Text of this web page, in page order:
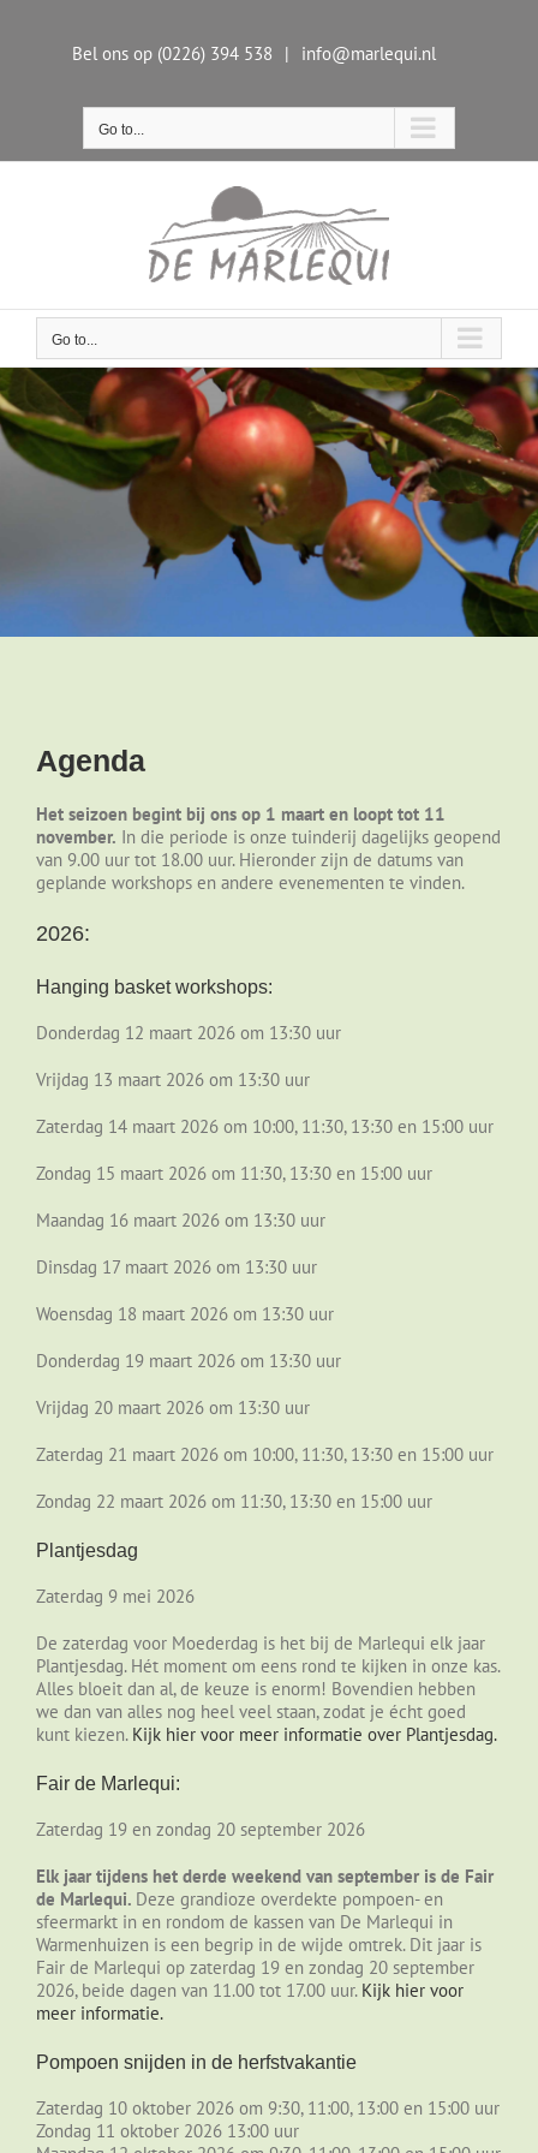
Bel ons op (0226) 394 538 | info@marlequi.nl
Go to...
Go to...
Agenda
Het seizoen begint bij ons op 1 maart en loopt tot 11
november. In die periode is onze tuinderij dagelijks geopend
van 9.00 uur tot 18.00 uur. Hieronder zijn de datums van
geplande workshops en andere evenementen te vinden.
2026:
Hanging basket workshops:
Donderdag 12 maart 2026 om 13:30 uur
Vrijdag 13 maart 2026 om 13:30 uur
Zaterdag 14 maart 2026 om 10:00, 11:30, 13:30 en 15:00 uur
Zondag 15 maart 2026 om 11:30, 13:30 en 15:00 uur
Maandag 16 maart 2026 om 13:30 uur
Dinsdag 17 maart 2026 om 13:30 uur
Woensdag 18 maart 2026 om 13:30 uur
Donderdag 19 maart 2026 om 13:30 uur
Vrijdag 20 maart 2026 om 13:30 uur
Zaterdag 21 maart 2026 om 10:00, 11:30, 13:30 en 15:00 uur
Zondag 22 maart 2026 om 11:30, 13:30 en 15:00 uur
Plantjesdag
Zaterdag 9 mei 2026
De zaterdag voor Moederdag is het bij de Marlequi elk jaar
Plantjesdag. Hét moment om eens rond te kijken in onze kas.
Alles bloeit dan al, de keuze is enorm! Bovendien hebben
we dan van alles nog heel veel staan, zodat je écht goed
kunt kiezen. Kijk hier voor meer informatie over Plantjesdag.
Fair de Marlequi:
Zaterdag 19 en zondag 20 september 2026
Elk jaar tijdens het derde weekend van september is de Fair
de Marlequi. Deze grandioze overdekte pompoen- en
sfeermarkt in en rondom de kassen van De Marlequi in
Warmenhuizen is een begrip in de wijde omtrek. Dit jaar is
Fair de Marlequi op zaterdag 19 en zondag 20 september
2026, beide dagen van 11.00 tot 17.00 uur. Kijk hier voor
meer informatie.
Pompoen snijden in de herfstvakantie
Zaterdag 10 oktober 2026 om 9:30, 11:00, 13:00 en 15:00 uur
Zondag 11 oktober 2026 13:00 uur